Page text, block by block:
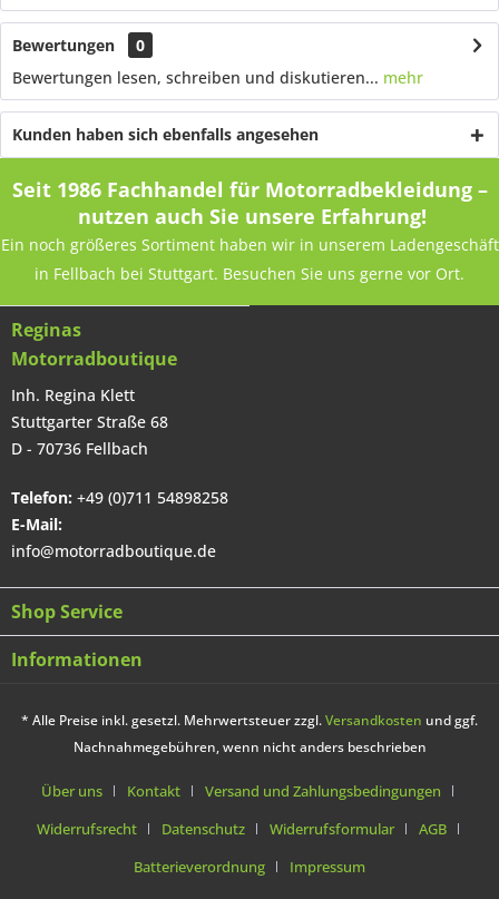
Bewertungen
0
Bewertungen lesen, schreiben und diskutieren... mehr
Kunden haben sich ebenfalls angesehen
Seit 1986 Fachhandel für Motorradbekleidung –
nutzen auch Sie unsere Erfahrung!
Ein noch größeres Sortiment haben wir in unserem Ladengeschäft
in Fellbach bei Stuttgart. Besuchen Sie uns gerne vor Ort.
Reginas
Motorradboutique
Inh. Regina Klett
Stuttgarter Straße 68
D - 70736 Fellbach
Telefon: +49 (0)711 54898258
E-Mail:
info@motorradboutique.de
Shop Service
Informationen
* Alle Preise inkl. gesetzl. Mehrwertsteuer zzgl.Versandkosten und ggf.
Nachnahmegebühren, wenn nicht anders beschrieben
Über uns Kontakt
Versand und Zahlungsbedingungen
Widerrufsrecht
Datenschutz Widerrufsformular
AGB
Batterieverordnung
Impressum